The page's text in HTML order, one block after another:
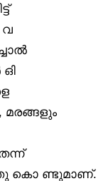
വ
കൊ ണ്ടുമാണ്.